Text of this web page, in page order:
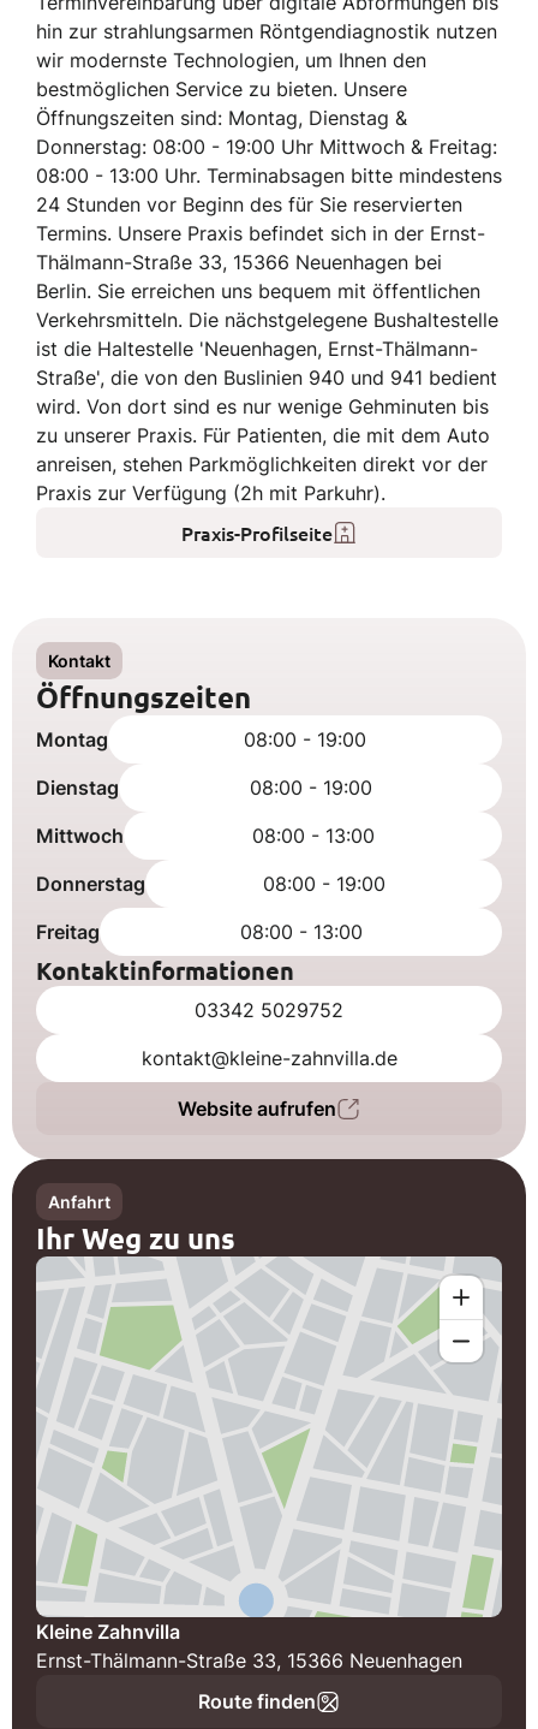
hin zur strahlungsarmen Röntgendiagnostik nutzen
wir modernste Technologien, um Ihnen den
bestmöglichen Service zu bieten. Unsere
Öffnungszeiten sind: Montag, Dienstag &
Donnerstag: 08:00 - 19:00 Uhr Mittwoch & Freitag:
08:00 - 13:00 Uhr. Terminabsagen bitte mindestens
24 Stunden vor Beginn des für Sie reservierten
Termins. Unsere Praxis befindet sich in der Ernst-
Thälmann-Straße 33, 15366 Neuenhagen bei
Berlin. Sie erreichen uns bequem mit öffentlichen
Verkehrsmitteln. Die nächstgelegene Bushaltestelle
ist die Haltestelle 'Neuenhagen, Ernst-Thälmann-
Straße', die von den Buslinien 940 und 941 bedient
wird. Von dort sind es nur wenige Gehminuten bis
zu unserer Praxis. Für Patienten, die mit dem Auto
anreisen, stehen Parkmöglichkeiten direkt vor der
Praxis zur Verfügung (2h mit Parkuhr).
Praxis-Profilseite
Kontakt
Öffnungszeiten
Montag
08:00 - 19:00
Dienstag
08:00 - 19:00
Mittwoch
08:00 - 13:00
Donnerstag
08:00 - 19:00
Freitag
08:00 - 13:00
Kontaktinformationen
03342 5029752
kontakt@kleine-zahnvilla.de
Website aufrufen
Anfahrt
Ihr Weg zu uns
Kleine Zahnvilla
Ernst-Thälmann-Straße 33, 15366 Neuenhagen
Route finden